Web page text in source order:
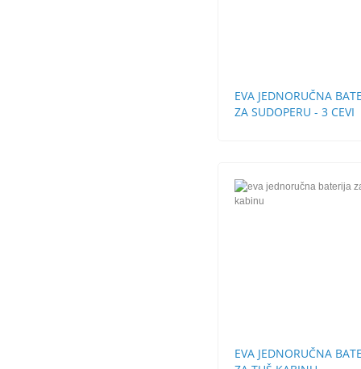
EVA JEDNORUČNA
ZA SUDOPERU - 3 CEVI
EVA JEDNORUČNA